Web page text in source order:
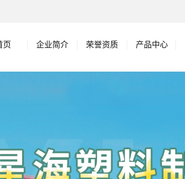
页 企业简介 荣誉资质 产品中心